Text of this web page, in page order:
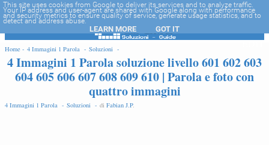
-->
Home - 4 Immagini 1 Parola - Soluzioni -
4 Immagini 1 Parola soluzione livello 601 602 603
604 605 606 607 608 609 610 | Parola e foto con
quattro immagini
4 Immagini 1 Parola - Soluzioni - di Fabian J.P.
EDIT
This site uses cookies from Google to deliver its services and to analyze traffic.
Your IP address and user-agent are shared with Google along with performance
and security metrics to ensure quality of service, generate usage statistics, and to
detect and address abuse.
LEARN MORE GOT IT